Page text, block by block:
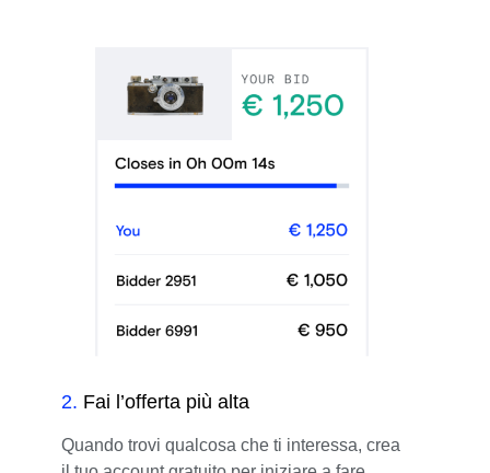
2. Fai l’offerta più alta
Quando trovi qualcosa che ti interessa, crea